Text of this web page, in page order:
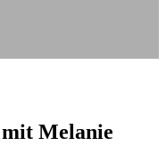
Melanie